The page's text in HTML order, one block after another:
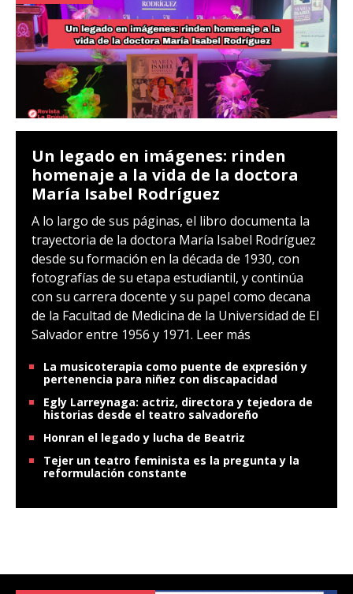
Un legado en imágenes: rinden
homenaje a la vida de la doctora
María Isabel Rodríguez
A lo largo de sus páginas, el libro documenta la
trayectoria de la doctora María Isabel Rodríguez
desde su formación en la década de 1930, con
fotografías de su etapa estudiantil, y continúa
con su carrera docente y su papel como decana
de la Facultad de Medicina de la Universidad de El
Salvador entre 1956 y 1971. Leer más
La musicoterapia como puente de expresión y
pertenencia para niñez con discapacidad
Egly Larreynaga: actriz, directora y tejedora de
historias desde el teatro salvadoreño
Honran el legado y lucha de Beatriz
Tejer un teatro feminista es la pregunta y la
reformulación constante